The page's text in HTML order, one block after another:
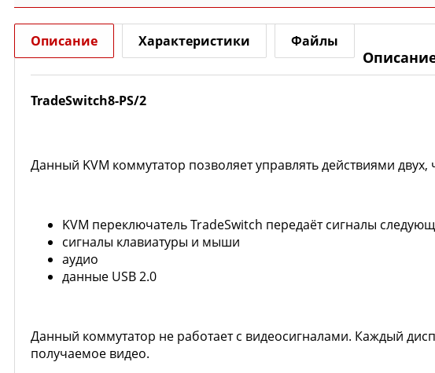
Описание Характеристики Файлы
TradeSwitch8-PS/2
Данный KVM коммутатор позволяет управлять действиями
KVM переключатель TradeSwitch передаёт сигналы
сигналы клавиатуры и мыши
аудио
данные USB 2.0
Данный коммутатор не работает с видеосигналами. Каждый
получаемое видео.